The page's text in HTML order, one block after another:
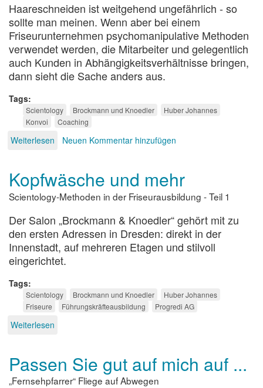
Haareschneiden ist weitgehend ungefährlich - so
sollte man meinen. Wenn aber bei einem
Friseurunternehmen psychomanipulative Methoden
verwendet werden, die Mitarbeiter und gelegentlich
auch Kunden in Abhängigkeitsverhältnisse bringen,
dann sieht die Sache anders aus.
Tags
Scientology Brockmann und Knoedler
Huber Johannes
Konvoi
Coaching
Weiterlesen über
und
das
Geld
Neuen Kommentar hinzufügen
Kopfwäsche und mehr
Scientology-Methoden in der Friseurausbildung - Teil 1
Der Salon „Brockmann & Knoedler“ gehört mit zu
den ersten Adressen in Dresden: direkt in der
Innenstadt, auf mehreren Etagen und stilvoll
eingerichtet.
Tags
Scientology Brockmann und Knoedler
Huber Johannes
Friseure
Führungskräfteausbildung Progredi AG
Weiterlesen
mehr
Passen Sie gut auf mich auf ...
„Fernsehpfarrer“ Fliege auf Abwegen